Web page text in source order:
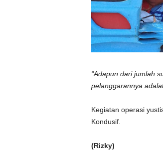
“Adapun dari jumlah
pelanggarannya
Kegiatan operasi
Kondusif.
(Rizky)